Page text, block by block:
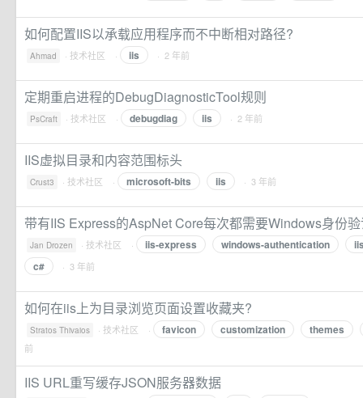
如何配置IIS以承载应用程序而不中断相对路径?
Ahmad · 技术社区 · iis · 2 年前
定期重启进程的DebugDiagnosticTool规则
PsCraft · 技术社区 · debugdiag iis · 2 年前
IIS虚拟目录和内容范围标头
Crust3 · 技术社区 · microsoft-bits iis · 3 年前
带有IIS Express的AspNet Core每次都需要Windows身份
Jan Drozen · 技术社区 · iis-express windows-authentication
c#
· 3 年前
如何在iis上为目录浏览页面设置收藏夹?
Stratos Thivaios · 技术社区 · favicon customization themes
前
IIS URL重写缓存JSON服务器数据